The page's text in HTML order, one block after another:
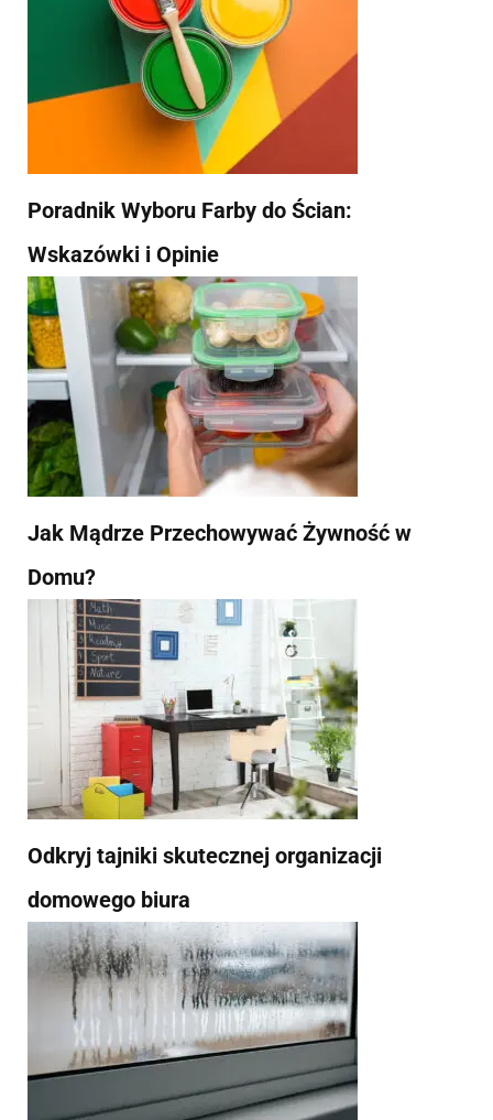
Poradnik Wyboru Farby do Ścian:
Wskazówki i Opinie
Jak Mądrze Przechowywać Żywność w
Domu?
Odkryj tajniki skutecznej organizacji
domowego biura